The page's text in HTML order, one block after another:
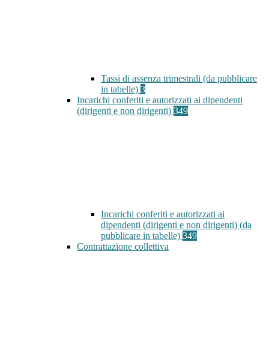
Tassi di assenza trimestrali (da pubblicare
in tabelle) 3
Incarichi conferiti e autorizzati ai dipendenti
(dirigenti e non dirigenti) 349
Incarichi conferiti e autorizzati ai
dipendenti (dirigenti e non dirigenti) (da
pubblicare in tabelle) 349
Contrattazione collettiva